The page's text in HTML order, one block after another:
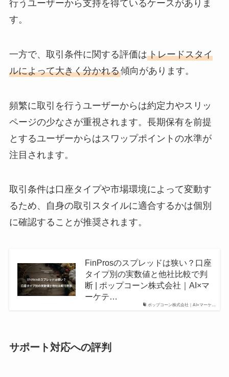
行うユーザーから支持を得ているケースがありま
す。
一方で、取引条件に関する評価はトレードスタイ
ルによって大きく分かれる傾向があります。
頻繁に取引を行うユーザーからは約定力やスリッ
ページの少なさが重視されます。長期保有を前提
とするユーザーからはスワップポイントの水準が
注目されます。
取引条件は口座タイプや市場環境によって変動す
るため、自身の取引スタイルに適合するかは個別
に確認することが推奨されます。
ポップコーン株式会社｜AI×マーケ…
FinProsのスプレッドは狭い？口座
タイプ別の実数値と他社比較で判
断 | ポップコーン株式会社｜AI×マ
ーケテ…
サポート対応への評判